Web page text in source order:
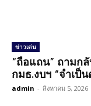
ข่าวเด่น
“ถือแถน” ถามก
กมธ.งบฯ “จำเป็
admin - สิงหาคม 5, 2026